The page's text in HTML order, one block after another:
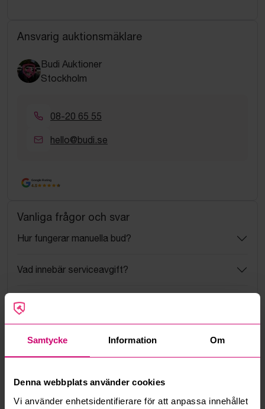
Samtycke Information Om
Denna webbplats använder cookies
Vi använder enhetsidentifierare för att anpassa innehållet
Ansvarig auktionsmäklare
Budi Auktioner
Stockholm
08-20 65 55
hello@budi.se
Google Rating
4.5
Vanliga frågor och svar
Hur fungerar manuella bud?
Vad innebär serviceavgift?
Vad är ett reservationspris?